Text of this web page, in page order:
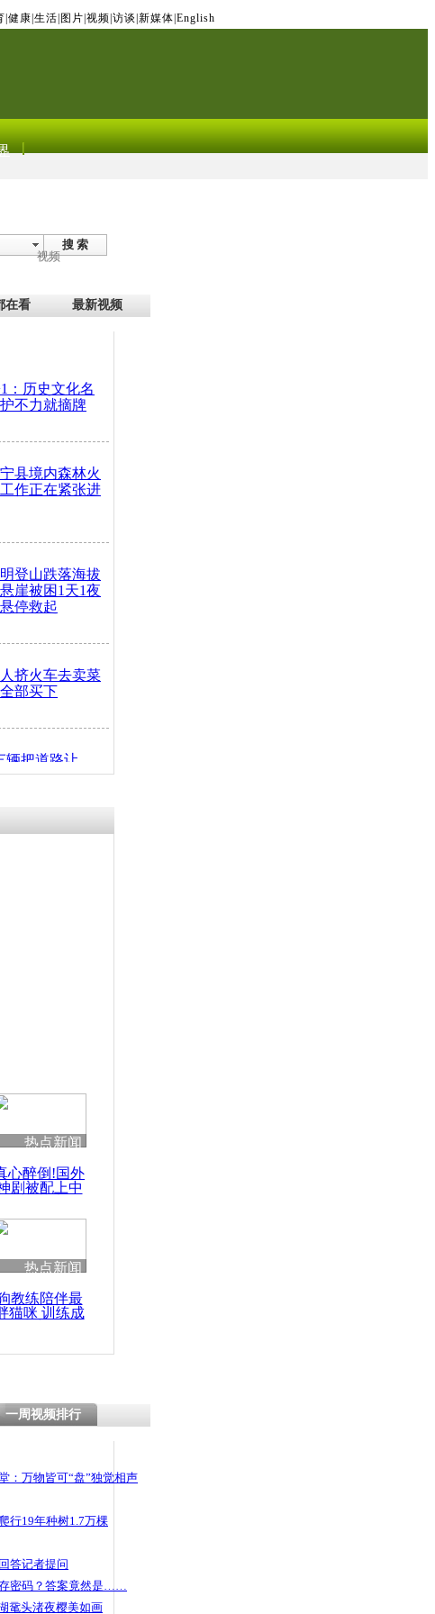
健康 生活 图片 视频 访谈 新媒体 English
搜 索
视频
在看 最新视频
：历史文化名
不力就摘牌
县境内森林火
作正在紧张进
登山跌落海拔
崖被困1天1夜
停救起
挤火车去卖菜
部买下
辆把道路让
童突发疾病交
苗乡上万人欢
山节
烈 哀思悼忠
未经检查打两
热点新闻
心醉倒!国外
剧被配上中
热点新闻
教练陪伴最
猫咪 训练成
一周视频排行
：万物皆可“盘”独觉相声
行19年种树1.7万棵
答记者提问
密码？答案竟然是……
鼋头渚夜樱美如画